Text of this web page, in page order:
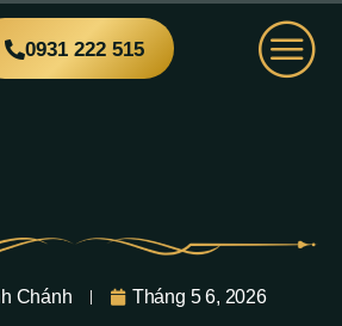
0931 222 515
Chánh Tháng 5 6, 2026